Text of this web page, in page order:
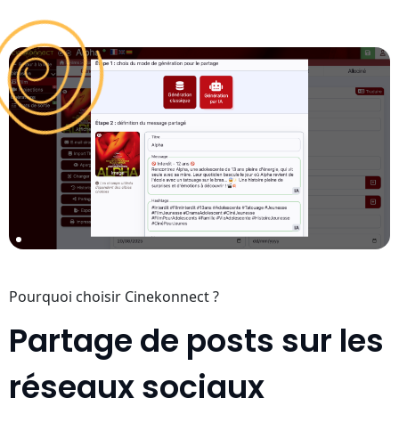
Pourquoi choisir Cinekonnect ?
Partage de posts sur les
réseaux sociaux